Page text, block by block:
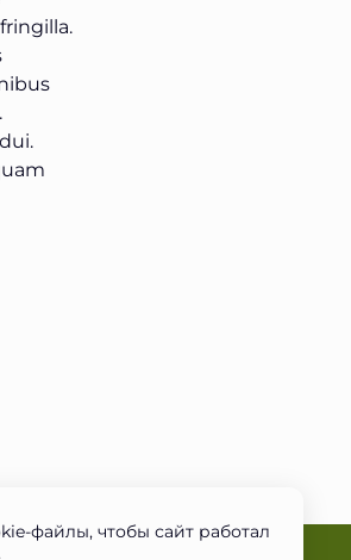
файлы, чтобы сайт работал